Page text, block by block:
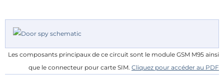
Les composants principaux de ce circuit sont le module GSM M95 ainsi
que le connecteur pour carte SIM. Cliquez pour accéder au PDF